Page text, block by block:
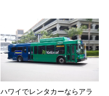
ハワイでレンタカーならアラ